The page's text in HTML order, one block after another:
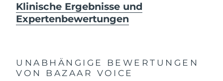
Klinische Ergebnisse und
Expertenbewertungen
UNABHÄNGIGE BEWERTUNGEN
VON BAZAAR VOICE